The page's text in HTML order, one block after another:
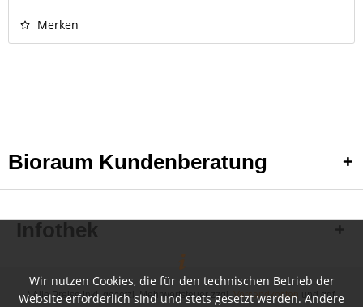
Merken
Bioraum Kundenberatung
Infothek
* Alle Preise inkl. gesetzl. Mehrwertsteuer zzgl.Versandkosten
und ggf.
Wir nutzen Cookies, die für den technischen Betrieb der
Website erforderlich sind und stets gesetzt werden. Andere